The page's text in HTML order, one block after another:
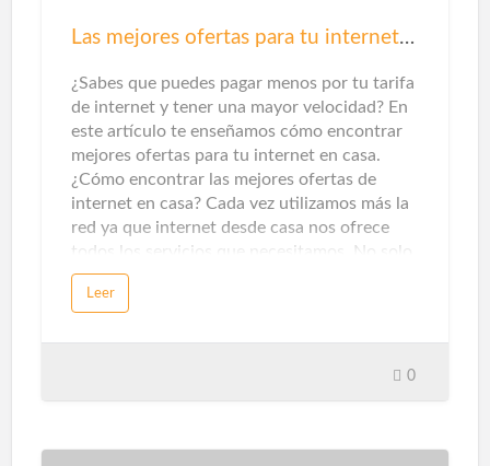
tareas tengan un uso óptimo del gasto
energético.Dentro del ámbito doméstico, los
termostatos inteligentes y los se…
Las mejores ofertas para tu internet en casa
¿Sabes que puedes pagar menos por tu tarifa
de internet y tener una mayor velocidad? En
este artículo te enseñamos cómo encontrar
mejores ofertas para tu internet en casa.
¿Cómo encontrar las mejores ofertas de
internet en casa? Cada vez utilizamos más la
red ya que internet desde casa nos ofrece
todos los servicios que necesitamos. No solo
de entretenimiento, sino que también nos
ofrece servicios de información o formativos
profesional. Por ello es muy importante
contar con una buena conexión a internet, y
Leer
0